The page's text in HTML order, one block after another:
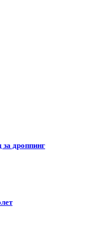
за дроппинг